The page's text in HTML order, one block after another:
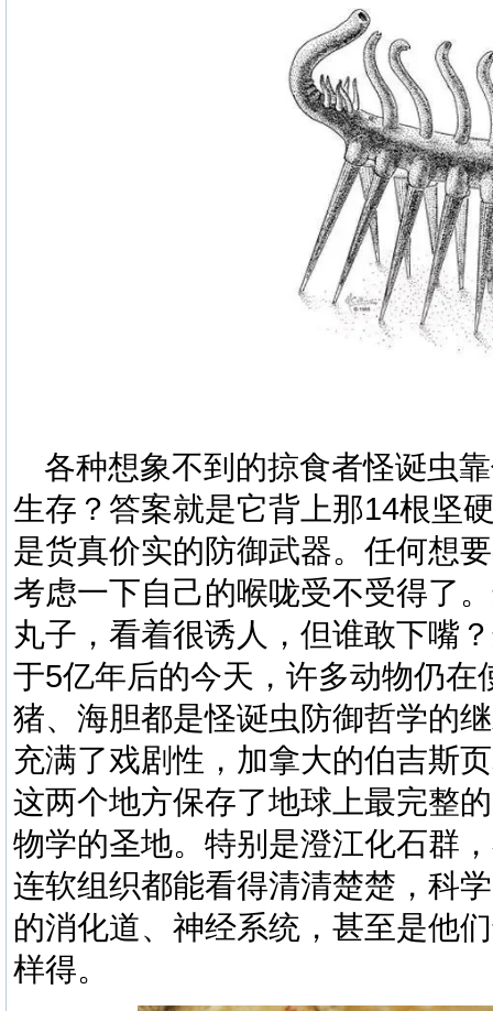
各种想象不到的掠食者怪诞虫
生存？答案就是它背上那14根坚
是货真价实的防御武器。任何想
考虑一下自己的喉咙受不受得了
丸子，看着很诱人，但谁敢下嘴
于5亿年后的今天，许多动物仍
猪、海胆都是怪诞虫防御哲学的
充满了戏剧性，加拿大的伯吉斯
这两个地方保存了地球上最完整
物学的圣地。特别是澄江化石群
连软组织都能看得清清楚楚，科
的消化道、神经系统，甚至是他
样得。